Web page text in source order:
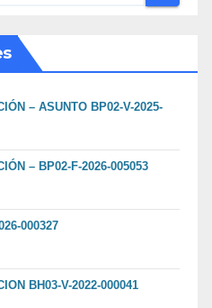
– ASUNTO BP02-V-2025-
– BP02-F-2026-005053
000327
BH03-V-2022-000041